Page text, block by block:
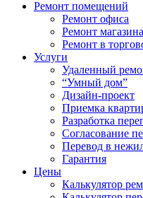
Ремонт помещений
Ремонт офиса
Ремонт магазина
Ремонт в
Услуги
Удаленный
“Умный дом”
Дизайн-проект
Приемка
Разработка
Согласование
Перевод в
Гарантия
Цены
Калькулятор